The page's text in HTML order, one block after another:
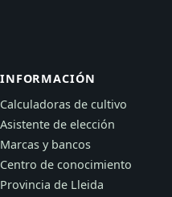
INFORMACIÓN
Calculadoras de cultivo
Asistente de elección
Marcas y bancos
Centro de conocimiento
Provincia de Lleida